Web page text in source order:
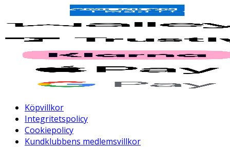
Köpvillkor
Integritetspolicy
Cookiepolicy
Kundklubbens medlemsvillkor